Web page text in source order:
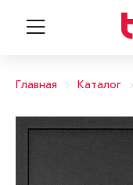
Главная Каталог